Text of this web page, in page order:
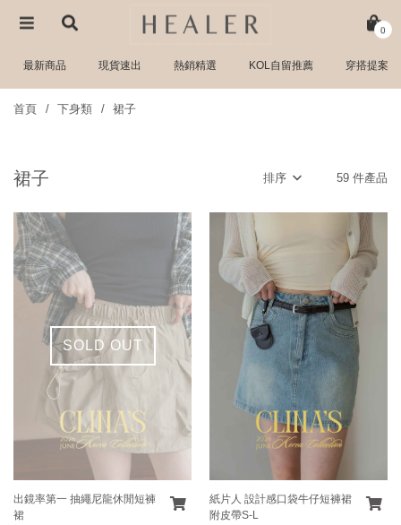
0
最新商品 現貨速出 熱銷精選 KOL自留推薦 穿搭提案
首頁 下身類 裙子
裙子 排序 59 件產品
SOLD OUT
出鏡率第一 抽繩尼龍休閒短褲
裙
紙片人 設計感口袋牛仔短褲裙
附皮帶S-L